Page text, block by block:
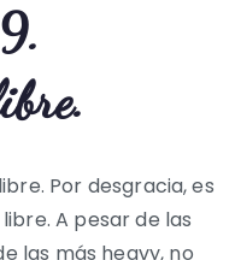
Por desgracia, es
A pesar de las
las más heavy, no